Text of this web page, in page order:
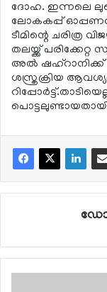
ദോഹ. ഇന്നലെ
ലോകകപ്പ്
ടീമിന്റെ ചരിത്ര
തലയ്ക്ക്
അല്‍ ഷഹ്റാനിക്ക്
ശസ്ത്രക്രിയ
ഡോ.